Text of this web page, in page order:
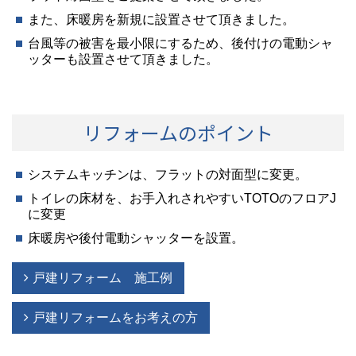
また、床暖房を新規に設置させて頂きました。
台風等の被害を最小限にするため、後付けの電動シャ
ッターも設置させて頂きました。
リフォームのポイント
システムキッチンは、フラットの対面型に変更。
トイレの床材を、お手入れされやすいTOTOのフロアJ
に変更
床暖房や後付電動シャッターを設置。
戸建リフォーム 施工例
戸建リフォームをお考えの方